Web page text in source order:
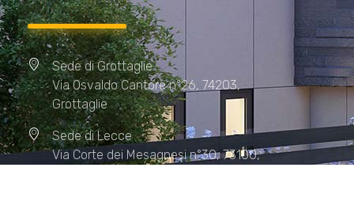
Sede di Grottaglie
Via Osvaldo Cantore n°26, 74203,
Grottaglie
Sede di Lecce
Via Corte dei Mesagnesi n°30, 73100,